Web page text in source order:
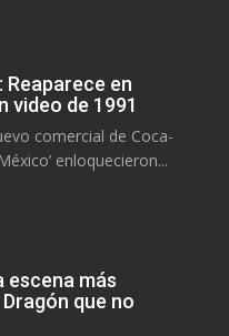
Reaparece en
video de 1991
comercial de Coca-
enloquecieron...
escena más
que no